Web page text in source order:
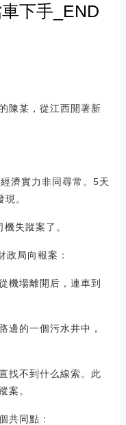
下手_END
陳某，從江西開著新
濟實力非同尋常。5天
。
失蹤案了。
局向報案：
機場離開后，連車到
邊的一個污水井中，
找不到什么線索。此
案。
共同點：